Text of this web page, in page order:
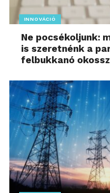
INNOVÁCIÓ
Ne pocsékoljunk:
is szeretnénk a
felbukkanó